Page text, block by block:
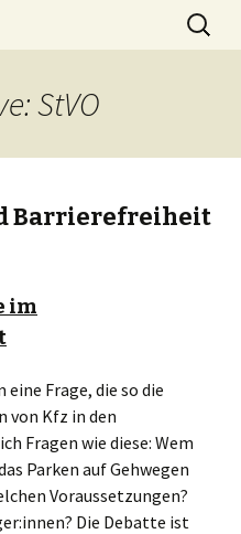
Suchen
nach:
StVO
Barrierefreiheit
im
Frage, die so die
von Kfz in den
Fragen wie diese: Wem
Parken auf Gehwegen
Voraussetzungen?
Die Debatte ist